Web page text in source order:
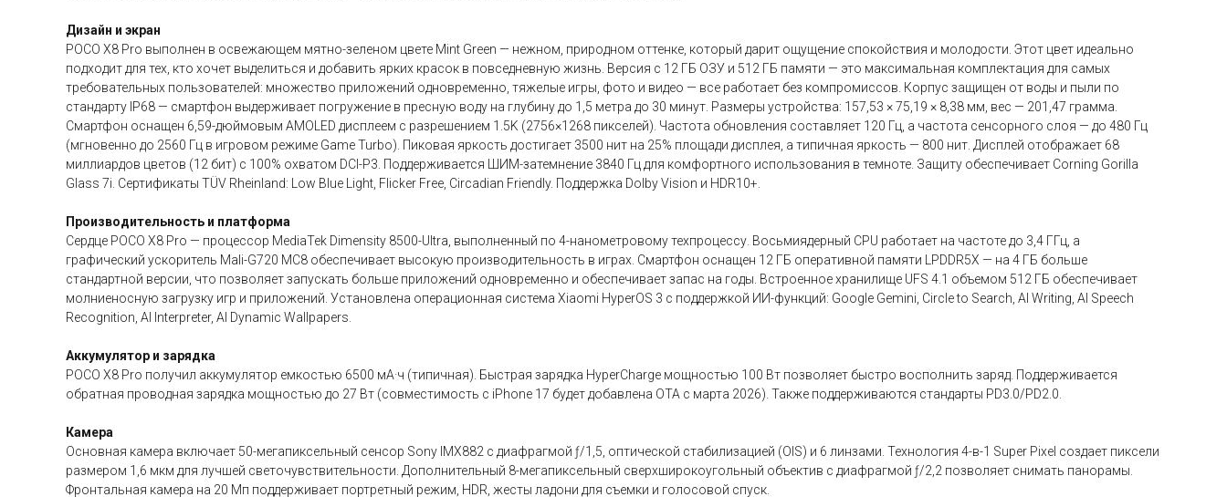
Дизайн и экран
POCO X8 Pro выполнен в освежающем мятно-зеленом цвете Mint Green — нежном, природном оттенке, который дарит ощущение спокойствия и молодости. Этот цвет идеально
подходит для тех, кто хочет выделиться и добавить ярких красок в повседневную жизнь. Версия с 12 ГБ ОЗУ и 512 ГБ памяти — это максимальная комплектация для самых
требовательных пользователей: множество приложений одновременно, тяжелые игры, фото и видео — все работает без компромиссов. Корпус защищен от воды и пыли по
стандарту IP68 — смартфон выдерживает погружение в пресную воду на глубину до 1,5 метра до 30 минут. Размеры устройства: 157,53 × 75,19 × 8,38 мм, вес — 201,47 грамма.
Смартфон оснащен 6,59-дюймовым AMOLED дисплеем с разрешением 1.5K (2756×1268 пикселей). Частота обновления составляет 120 Гц, а частота сенсорного слоя — до 480 Гц
(мгновенно до 2560 Гц в игровом режиме Game Turbo). Пиковая яркость достигает 3500 нит на 25% площади дисплея, а типичная яркость — 800 нит. Дисплей отображает 68
миллиардов цветов (12 бит) с 100% охватом DCI-P3. Поддерживается ШИМ-затемнение 3840 Гц для комфортного использования в темноте. Защиту обеспечивает Corning Gorilla
Glass 7i. Сертификаты TÜV Rheinland: Low Blue Light, Flicker Free, Circadian Friendly. Поддержка Dolby Vision и HDR10+.
Производительность и платформа
Сердце POCO X8 Pro — процессор MediaTek Dimensity 8500-Ultra, выполненный по 4-нанометровому техпроцессу. Восьмиядерный CPU работает на частоте до 3,4 ГГц, а
графический ускоритель Mali-G720 MC8 обеспечивает высокую производительность в играх. Смартфон оснащен 12 ГБ оперативной памяти LPDDR5X — на 4 ГБ больше
стандартной версии, что позволяет запускать больше приложений одновременно и обеспечивает запас на годы. Встроенное хранилище UFS 4.1 объемом 512 ГБ обеспечивает
молниеносную загрузку игр и приложений. Установлена операционная система Xiaomi HyperOS 3 с поддержкой ИИ-функций: Google Gemini, Circle to Search, AI Writing, AI Speech
Recognition, AI Interpreter, AI Dynamic Wallpapers.
Аккумулятор и зарядка
POCO X8 Pro получил аккумулятор емкостью 6500 мА·ч (типичная). Быстрая зарядка HyperCharge мощностью 100 Вт позволяет быстро восполнить заряд. Поддерживается
обратная проводная зарядка мощностью до 27 Вт (совместимость с iPhone 17 будет добавлена OTA с марта 2026). Также поддерживаются стандарты PD3.0/PD2.0.
Камера
Основная камера включает 50-мегапиксельный сенсор Sony IMX882 с диафрагмой ƒ/1,5, оптической стабилизацией (OIS) и 6 линзами. Технология 4-в-1 Super Pixel создает пиксели
размером 1,6 мкм для лучшей светочувствительности. Дополнительный 8-мегапиксельный сверхширокоугольный объектив с диафрагмой ƒ/2,2 позволяет снимать панорамы.
Фронтальная камера на 20 Мп поддерживает портретный режим, HDR, жесты ладони для съемки и голосовой спуск.